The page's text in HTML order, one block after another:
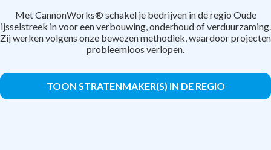
Met CannonWorks® schakel je bedrijven in de regio Oude
ijsselstreek in voor een verbouwing, onderhoud of verduurzaming.
Zij werken volgens onze bewezen methodiek, waardoor projecten
probleemloos verlopen.
TOON STRATENMAKER(S) IN DE REGIO